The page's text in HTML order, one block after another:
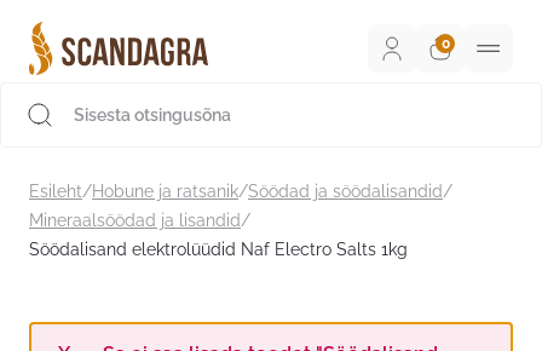
sisu
juurde
Esileht/Hobune ja ratsanik/Söödad ja söödalisandid/
Mineraalsöödad ja lisandid/
Söödalisand elektrolüüdid Naf Electro Salts 1kg